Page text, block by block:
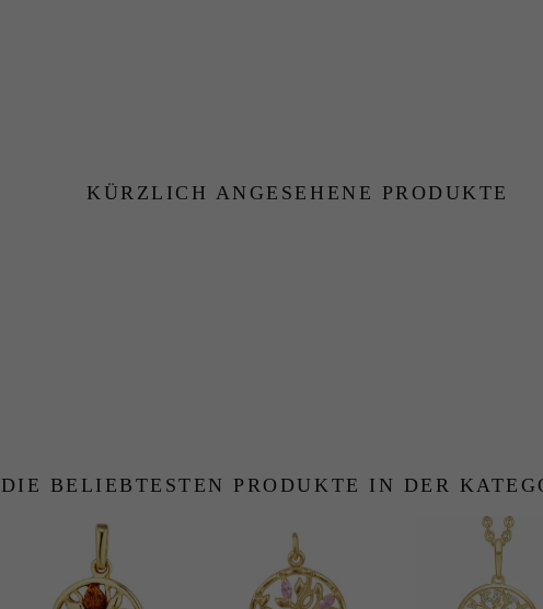
KÜRZLICH ANGESEHENE PRODUKTE
DIE BELIEBTESTEN PRODUKTE IN DER